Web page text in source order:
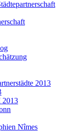
2013
2013
Nîmes